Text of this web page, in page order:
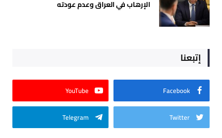
الإرهاب في العراق وعدم عودته
إتبعنا
Facebook
YouTube
Twitter
Telegram